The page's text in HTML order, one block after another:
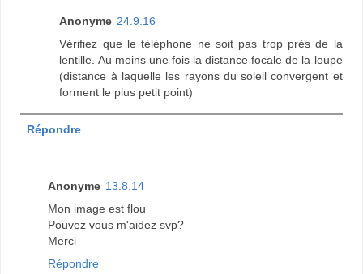
Anonyme 24.9.16
Vérifiez que le téléphone ne soit pas trop près de la
lentille. Au moins une fois la distance focale de la loupe
(distance à laquelle les rayons du soleil convergent et
forment le plus petit point)
Répondre
Anonyme 13.8.14
Mon image est flou
Pouvez vous m'aidez svp?
Merci
Répondre